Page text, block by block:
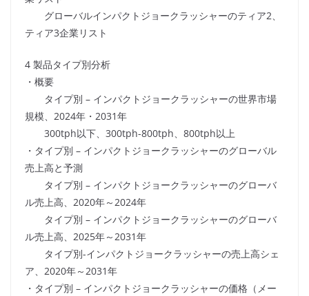
グローバルインパクトジョークラッシャーのティア2、
ティア3企業リスト
4 製品タイプ別分析
・概要
タイプ別 – インパクトジョークラッシャーの世界市場
規模、2024年・2031年
300tph以下、300tph-800tph、800tph以上
・タイプ別 – インパクトジョークラッシャーのグローバル
売上高と予測
タイプ別 – インパクトジョークラッシャーのグローバ
ル売上高、2020年～2024年
タイプ別 – インパクトジョークラッシャーのグローバ
ル売上高、2025年～2031年
タイプ別-インパクトジョークラッシャーの売上高シェ
ア、2020年～2031年
・タイプ別 – インパクトジョークラッシャーの価格（メー